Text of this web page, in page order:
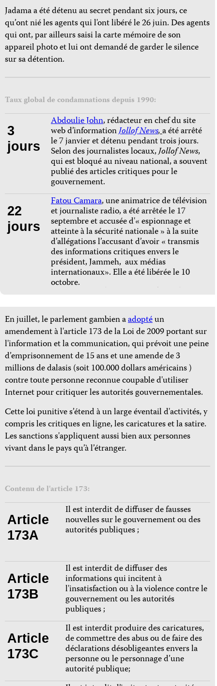
Jadama a été détenu au secret pendant six jours, ce
qu’ont nié les agents qui l'ont libéré le 26 juin. Des agents
qui ont, par ailleurs saisi la carte mémoire de son
appareil photo et lui ont demandé de garder le silence
sur sa détention.
Taux global de condamnations depuis 1990:
3
jours
Abdoulie John, rédacteur en chef du site
web d’informationJollof News,a été arrêté
le 7 janvier et détenu pendant trois jours.
Selon des journalistes locaux,Jollof News,
qui est bloqué au niveau national, a souvent
publié des articles critiques pour le
gouvernement.
22
jours
Fatou Camara, une animatrice de télévision
et journaliste radio, a été arrêtée le 17
septembre et accusée d'« espionnage et
atteinte à la sécurité nationale » à la suite
d’allégations l’accusant d’avoir « transmis
des informations critiques envers le
président, Jammeh, aux médias
internationaux». Elle a été libérée le 10
octobre.
En juillet, le parlement gambien aadoptéun
amendement à l'article 173 de la Loi de 2009 portant sur
l'information et la communication, qui prévoit une peine
d’emprisonnement de 15 ans et une amende de 3
millions de dalasis (soit 100.000 dollars américains )
contre toute personne reconnue coupable d'utiliser
Internet pour critiquer les autorités gouvernementales.
Cette loi punitive s’étend à un large éventail d'activités, y
compris les critiques en ligne, les caricatures et la satire.
Les sanctions s'appliquent aussi bien aux personnes
vivant dans le pays qu’à l’étranger.
Contenu de l'article 173:
Article
173A
Il est interdit de diffuser de fausses
nouvelles sur le gouvernement ou des
autorités publiques ;
Article
173B
Il est interdit de diffuser des
informations qui incitent à
l'insatisfaction ou à la violence contre le
gouvernement ou les autorités
publiques ;
Article
173C
Il est interdit produire des caricatures,
de commettre des abus ou de faire des
déclarations désobligeantes envers la
personne ou le personnage d’une
autorité publique;